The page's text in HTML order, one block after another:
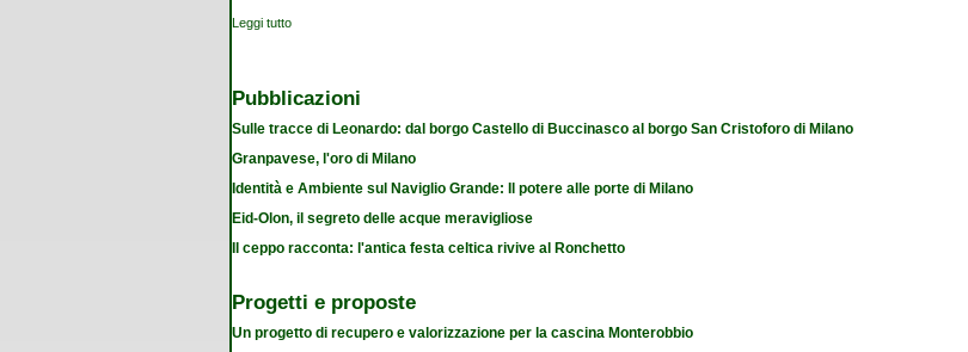
Leggi tutto
Pubblicazioni
Sulle tracce di Leonardo: dal borgo Castello di Buccinasco al borgo San Cristoforo di Milano
Granpavese, l'oro di Milano
Identità e Ambiente sul Naviglio Grande: Il potere alle porte di Milano
Eid-Olon, il segreto delle acque meravigliose
Il ceppo racconta: l'antica festa celtica rivive al Ronchetto
Progetti e proposte
Un progetto di recupero e valorizzazione per la cascina Monterobbio